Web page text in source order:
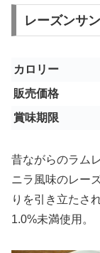
レーズンサ
カロリー
販売価格
賞味期限
昔ながらのラム
ニラ風味のレー
りを引き立たさ
1.0%未満使用。